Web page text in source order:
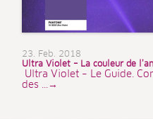
23. Feb. 2018
Ultra Violet – La couleur de
Ultra Violet – Le Guide.
des ...→